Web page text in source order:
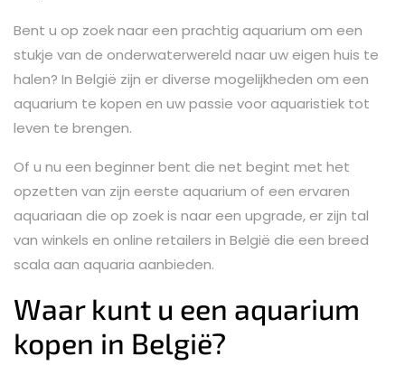
Bent u op zoek naar een prachtig aquarium om een
stukje van de onderwaterwereld naar uw eigen huis te
halen? In België zijn er diverse mogelijkheden om een
aquarium te kopen en uw passie voor aquaristiek tot
leven te brengen.
Of u nu een beginner bent die net begint met het
opzetten van zijn eerste aquarium of een ervaren
aquariaan die op zoek is naar een upgrade, er zijn tal
van winkels en online retailers in België die een breed
scala aan aquaria aanbieden.
Waar kunt u een aquarium
kopen in België?